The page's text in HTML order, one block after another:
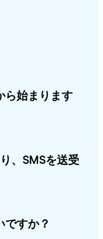
ら始まります
、SMSを送受
ですか？